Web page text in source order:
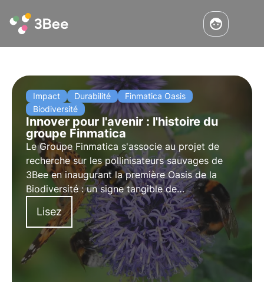
Impact Durabilité
Finmatica Oasis
Biodiversité
Innover pour l'avenir : l'histoire du
groupe Finmatica
Le Groupe Finmatica s'associe au projet de
recherche sur les pollinisateurs sauvages de
3Bee en inaugurant la première Oasis de la
Biodiversité : un signe tangible de
responsabilité environnementale. L'interview de
Domenico Gualtieri, président du conseil
d'administration de Finmatica.
Lisez